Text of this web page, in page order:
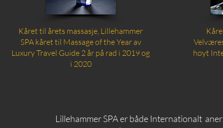
Kåret til årets massasje, Lillehammer
SPA kåret til Massage of the Year av
Luxury Travel Guide 2 år på rad i 2019 og
i 2020
høyt
Lillehammer SPA er både Internationalt